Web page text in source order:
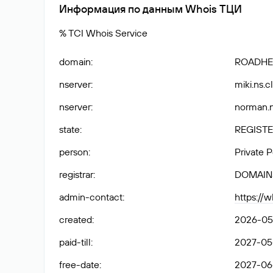
Информация по данным Whois ТЦИ
% TCI Whois Service
domain:
nserver:
nserver:
state:
person:
Private
registrar:
admin-contact:
https://
created:
2026-
paid-till:
2027-
free-date: 2027-